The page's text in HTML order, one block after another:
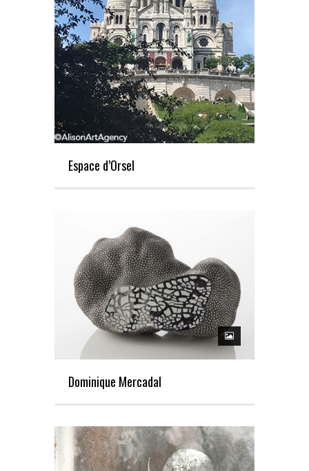
Espace d’Orsel
Dominique Mercadal